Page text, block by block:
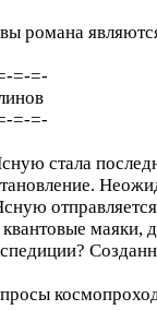
романа
=-=-
=-=-
стала
маяки,